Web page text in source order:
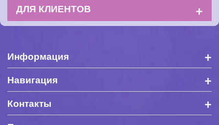
ДЛЯ КЛИЕНТОВ +
Информация +
Навигация +
Контакты +